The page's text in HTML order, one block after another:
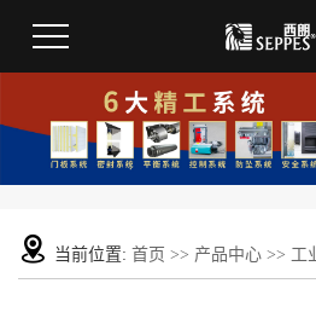
当前位置: 首页 >> 产品中心 >> 工